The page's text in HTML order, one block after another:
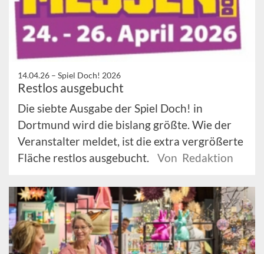
14.04.26 – Spiel Doch! 2026
Restlos ausgebucht
Die siebte Ausgabe der Spiel Doch! in
Dortmund wird die bislang größte. Wie der
Veranstalter meldet, ist die extra vergrößerte
Fläche restlos ausgebucht.
Von Redaktion